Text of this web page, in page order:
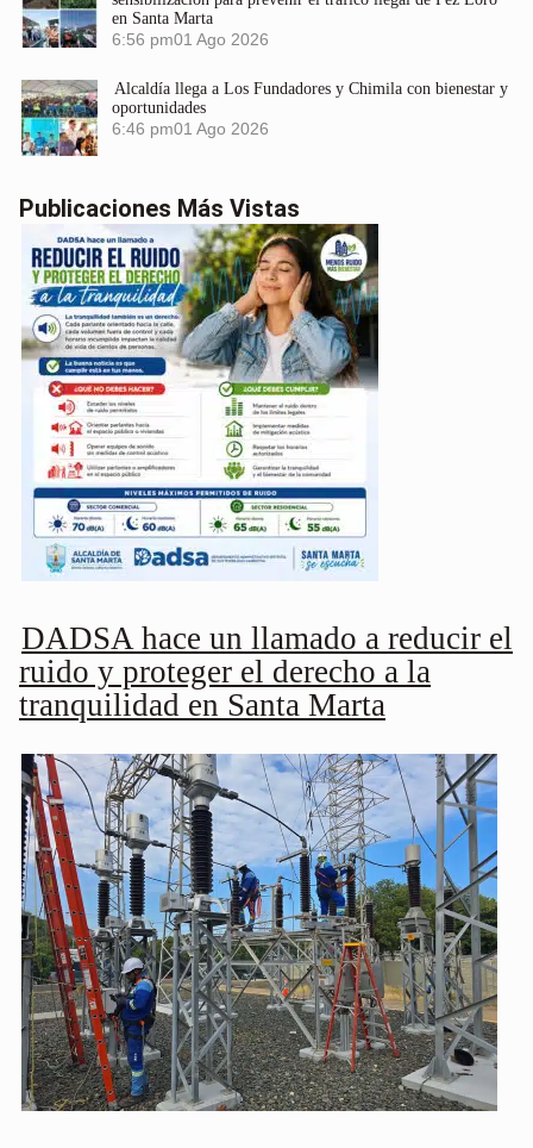
en Santa Marta
6:56 pm01 Ago 2026
Alcaldía llega a Los Fundadores y Chimila con bienestar y
oportunidades
6:46 pm01 Ago 2026
Publicaciones Más Vistas
DADSA hace un llamado a reducir el
ruido y proteger el derecho a la
tranquilidad en Santa Marta